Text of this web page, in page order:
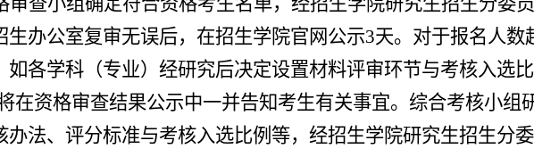
生办公室复审无误后，在招生学院官网公示3天。对于报名人数
如各学科（专业）经研究后决定设置材料评审环节与考核入选
在资格审查结果公示中一并告知考生有关事宜。综合考核小组
办法、评分标准与考核入选比例等，经招生学院研究生招生分